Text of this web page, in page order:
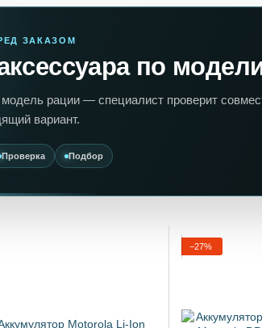
ЗАКАЗОМ
по
рации — специалист проверит
вариант.
Проверка Подбор
−27%